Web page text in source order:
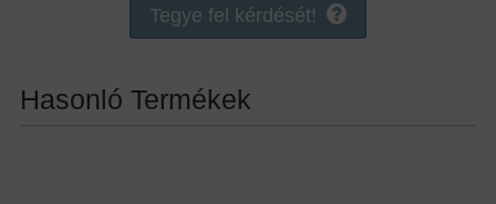
Tegye fel kérdését!
Hasonló Termékek